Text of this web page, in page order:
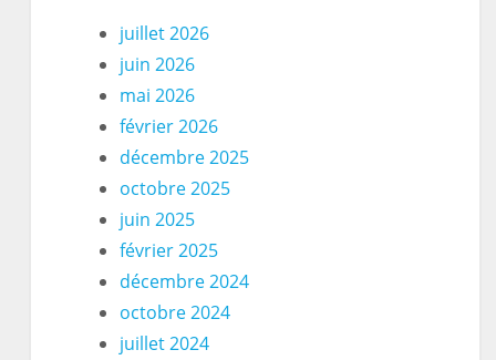
juillet 2026
juin 2026
mai 2026
février 2026
décembre 2025
octobre 2025
juin 2025
février 2025
décembre 2024
octobre 2024
juillet 2024